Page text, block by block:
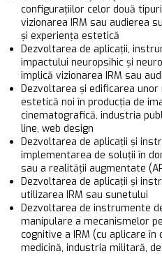
configurațiilor celor două
vizionarea IRM sau audierea
și experiența estetică
Dezvoltarea de aplicații,
impactului neuropsihic și
implică vizionarea IRM sau
Dezvoltarea și edificarea
estetică noi în producția de
cinematografică, industria
line, web design
Dezvoltarea de aplicații și
implementarea de soluții în
sau a realității augmentate
Dezvoltarea de aplicații și
utilizarea IRM sau sunetului
Dezvoltarea de instrumente
manipulare a mecanismelor
cognitive a IRM (cu aplicare
medicină, industria militară,